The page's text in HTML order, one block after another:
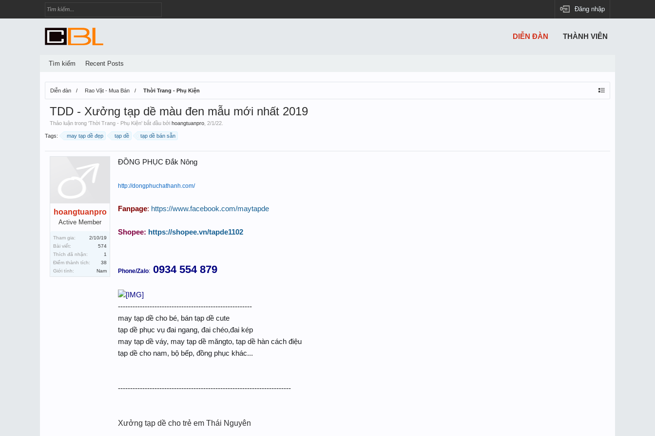
Đăng nhập
Diễn đàn Rao Vặt - Mua Bán Thời Trang - Phụ Kiện
TDD - Xưởng tạp dề màu đen mẫu mới nhất 2019
Thảo luận trong 'Thời Trang - Phụ Kiện' bắt đầu bởi hoangtuanpro 2/1/22
Tags: may tạp dề đẹp tạp dề tạp dề bán sẵn
hoangtuanpro
Active Member
Tham gia:
2/10/19
Bài viết:
574
Thích đã nhận:
1
Điểm thành tích:
38
Giới tính:
Nam
ĐỒNG PHỤC Đắk Nông
http://dongphuchathanh.com/
Fanpage: https://www.facebook.com/maytapde
Shopee: https://shopee.vn/tapde1102
Phone/Zalo: 0934 554 879
-------------------------------------------------------
may tạp dề cho bé, bán tạp dề cute
tạp dề phục vụ đai ngang, đai chéo,đai kép
may tạp dề váy, may tạp dề măngto, tạp dề hàn cách điệu
tạp dề cho nam, bộ bếp, đồng phục khác...
-----------------------------------------------------------------------
Xưởng tạp dề cho trẻ em Thái Nguyên
DIỄN ĐÀN
Tìm kiếm Recent Posts
THÀNH VIÊN